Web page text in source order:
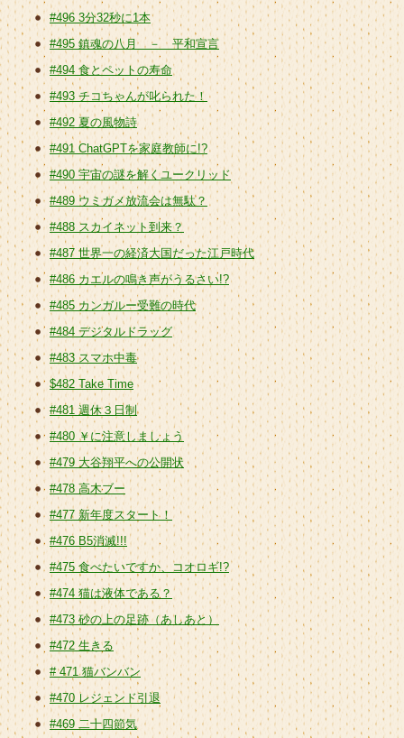
#496 3分32秒に1本
#495 鎮魂の八月 － 平和宣言
#494 食とペットの寿命
#493 チコちゃんが叱られた！
#492 夏の風物詩
#491 ChatGPTを家庭教師に!?
#490 宇宙の謎を解くユークリッド
#489 ウミガメ放流会は無駄？
#488 スカイネット到来？
#487 世界一の経済大国だった江戸時代
#486 カエルの鳴き声がうるさい!?
#485 カンガルー受難の時代
#484 デジタルドラッグ
#483 スマホ中毒
$482 Take Time
#481 週休３日制
#480 ￥に注意しましょう
#479 大谷翔平への公開状
#478 高木ブー
#477 新年度スタート！
#476 B5消滅!!!
#475 食べたいですか、コオロギ!?
#474 猫は液体である？
#473 砂の上の足跡（あしあと）
#472 生きる
# 471 猫バンバン
#470 レジェンド引退
#469 二十四節気